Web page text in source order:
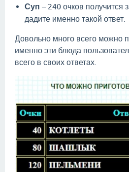
Суп – 240 очков получится
дадите именно такой ответ.
Довольно много всего можно
именно эти блюда
всего в своих ответах.